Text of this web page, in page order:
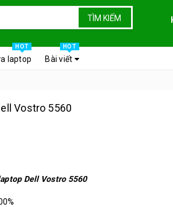
TÌM KIẾM
laptop
HOT
Bài viết
HOT
Vostro 5560
Dell Vostro 5560